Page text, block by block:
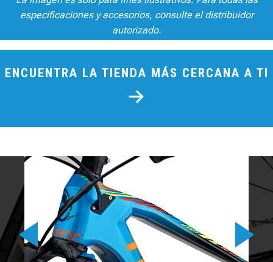
especificaciones y accesorios, consulte el distribuidor
autorizado.
ENCUENTRA LA TIENDA MÁS CERCANA A TI